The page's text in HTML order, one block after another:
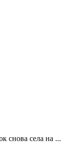
снова села на ...